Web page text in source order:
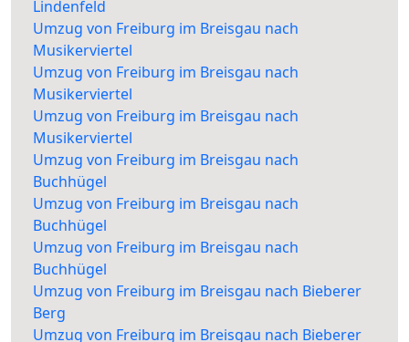
Lindenfeld
Umzug von Freiburg im Breisgau nach
Musikerviertel
Umzug von Freiburg im Breisgau nach
Musikerviertel
Umzug von Freiburg im Breisgau nach
Musikerviertel
Umzug von Freiburg im Breisgau nach
Buchhügel
Umzug von Freiburg im Breisgau nach
Buchhügel
Umzug von Freiburg im Breisgau nach
Buchhügel
Umzug von Freiburg im Breisgau nach Bieberer
Berg
Umzug von Freiburg im Breisgau nach Bieberer